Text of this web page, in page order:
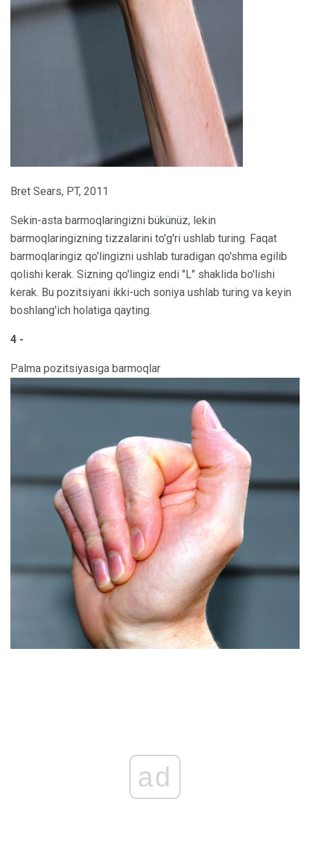
Bret Sears, PT, 2011
Sekin-asta barmoqlaringizni bükünüz, lekin
barmoqlaringizning tizzalarini to'g'ri ushlab turing. Faqat
barmoqlaringiz qo'lingizni ushlab turadigan qo'shma egilib
qolishi kerak. Sizning qo'lingiz endi "L" shaklida bo'lishi
kerak. Bu pozitsiyani ikki-uch soniya ushlab turing va keyin
boshlang'ich holatiga qayting.
4 -
Palma pozitsiyasiga barmoqlar
ad